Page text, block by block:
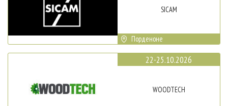
SICAM
Порденоне
22-25.10.2026
WOODTECH